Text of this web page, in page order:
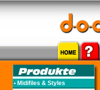
• Midifiles & Styles